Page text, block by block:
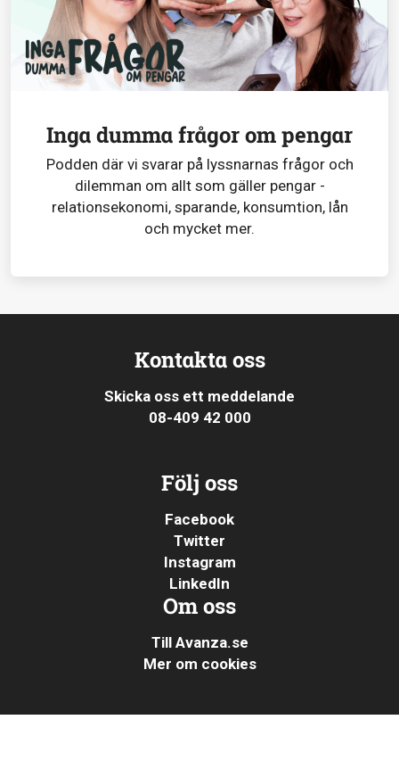
Inga dumma frågor om pengar
Podden där vi svarar på lyssnarnas frågor och
dilemman om allt som gäller pengar -
relationsekonomi, sparande, konsumtion, lån
och mycket mer.
Kontakta oss
Skicka oss ett meddelande
08-409 42 000
Följ oss
Facebook
Twitter
Instagram
LinkedIn
Om oss
Till Avanza.se
Mer om cookies